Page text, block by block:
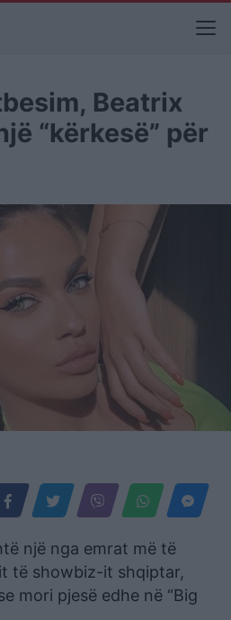
Beatrix
“kërkesë” për
një nga emrat më të
të showbiz-it shqiptar,
mori pjesë edhe në “Big